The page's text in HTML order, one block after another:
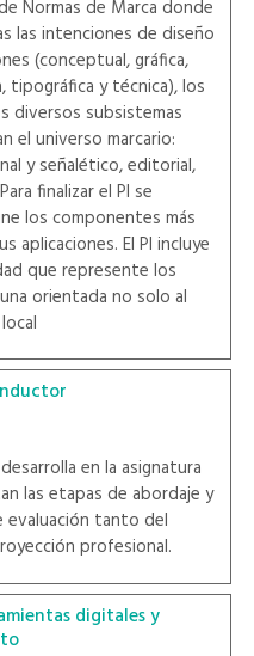
Normas de Marca donde
las intenciones de diseño
(conceptual, gráfica,
tipográfica y técnica), los
diversos subsistemas
el universo marcario:
y señalético, editorial,
finalizar el PI se
los componentes más
aplicaciones. El PI incluye
que represente los
orientada no solo al
en la asignatura
las etapas de abordaje y
evaluación tanto del
profesional.
digitales y